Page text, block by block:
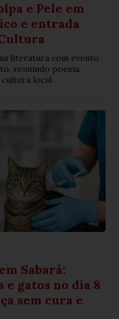
e Pele em
e entrada
literatura com evento
reunindo poesia,
local
Sabará:
e gatos no dia 8
sem cura e